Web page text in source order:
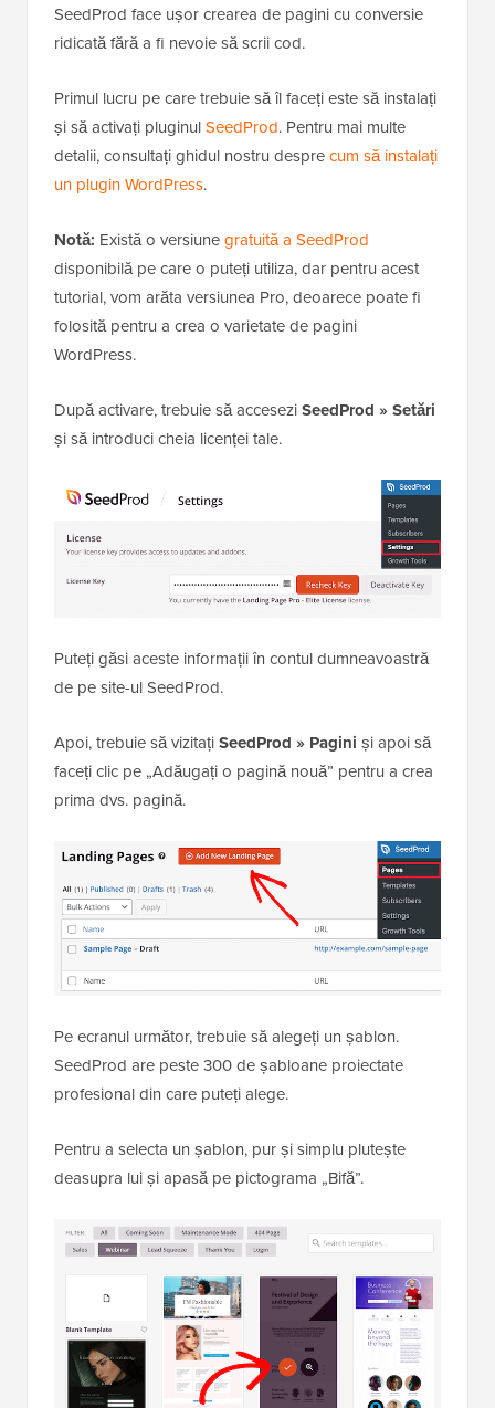
SeedProd face ușor crearea de pagini cu conversie
ridicată fără a fi nevoie să scrii cod.
Primul lucru pe care trebuie să îl faceți este să instalați
și să activați pluginulSeedProd. Pentru mai multe
detalii, consultați ghidul nostru desprecum să instalați
un plugin WordPress.
Notă: Există o versiunegratuită a SeedProd
disponibilă pe care o puteți utiliza, dar pentru acest
tutorial, vom arăta versiunea Pro, deoarece poate fi
folosită pentru a crea o varietate de pagini
WordPress.
După activare, trebuie să acceseziSeedProd » Setări
și să introduci cheia licenței tale.
Puteți găsi aceste informații în contul dumneavoastră
de pe site-ul SeedProd.
Apoi, trebuie să vizitațiSeedProd » Pagini și apoi să
faceți clic pe „Adăugați o pagină nouă” pentru a crea
prima dvs. pagină.
Pe ecranul următor, trebuie să alegeți un șablon.
SeedProd are peste 300 de șabloane proiectate
profesional din care puteți alege.
Pentru a selecta un șablon, pur și simplu plutește
deasupra lui și apasă pe pictograma „Bifă”.